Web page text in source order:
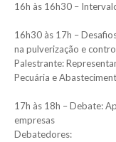
16h às 16h30 –
16h30 às 17h –
na pulverização e
Palestrante:
Pecuária e
17h às 18h – Debate:
empresas
Debatedores: